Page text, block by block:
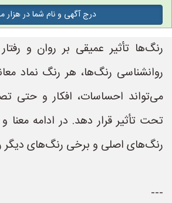
درج آگهی و نام شما در هزار
رنگ‌ها تأثیر عمیقی بر روان و
روانشناسی رنگ‌ها، هر رنگ نماد
می‌تواند احساسات، افکار و حتی
تحت تأثیر قرار دهد. در ادامه معنا
رنگ‌های اصلی و برخی رنگ‌های دیگر
---